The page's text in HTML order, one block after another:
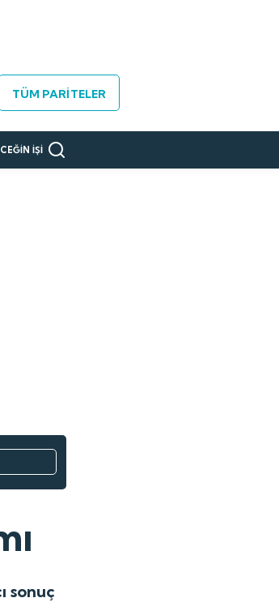
TÜM PARİTELER
İŞİ
sonuç